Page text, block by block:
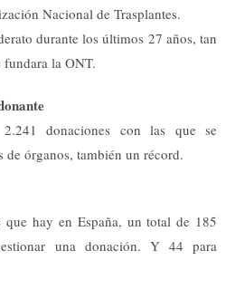
Nacional de Trasplantes.
durante los últimos 27 años, tan
fundara la ONT.
donaciones con las que se
de órganos, también un récord.
hay en España, un total de 185
una donación. Y 44 para